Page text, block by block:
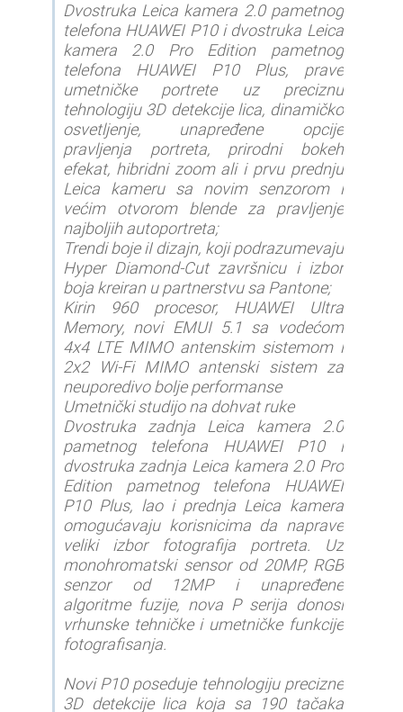
Dvostruka Leica kamera 2.0 pametnog
telefona HUAWEI P10 i dvostruka Leica
kamera 2.0 Pro Edition pametnog
telefona HUAWEI P10 Plus, prave
umetničke portrete uz preciznu
tehnologiju 3D detekcije lica, dinamičko
osvetljenje, unapređene opcije
pravljenja portreta, prirodni bokeh
efekat, hibridni zoom ali i prvu prednju
Leica kameru sa novim senzorom i
većim otvorom blende za pravljenje
najboljih autoportreta;
Trendi boje iI dizajn, koji podrazumevaju
Hyper Diamond-Cut završnicu i izbor
boja kreiran u partnerstvu sa Pantone;
Kirin 960 procesor, HUAWEI Ultra
Memory, novi EMUI 5.1 sa vodećom
4x4 LTE MIMO antenskim sistemom i
2x2 Wi-Fi MIMO antenski sistem za
neuporedivo bolje performanse
Umetnički studijo na dohvat ruke
Dvostruka zadnja Leica kamera 2.0
pametnog telefona HUAWEI P10 i
dvostruka zadnja Leica kamera 2.0 Pro
Edition pametnog telefona HUAWEI
P10 Plus, lao i prednja Leica kamera
omogućavaju korisnicima da naprave
veliki izbor fotografija portreta. Uz
monohromatski sensor od 20MP, RGB
senzor od 12MP i unapređene
algoritme fuzije, nova P serija donosi
vrhunske tehničke i umetničke funkcije
fotografisanja.
Novi P10 poseduje tehnologiju precizne
3D detekcije lica koja sa 190 tačaka